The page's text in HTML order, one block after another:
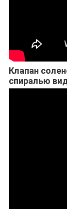
Клапан
спиралью